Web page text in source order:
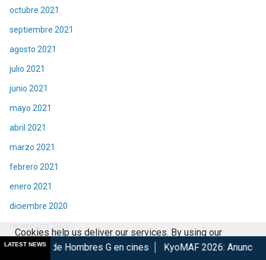
octubre 2021
septiembre 2021
agosto 2021
julio 2021
junio 2021
mayo 2021
abril 2021
marzo 2021
febrero 2021
enero 2021
diciembre 2020
octubre 2020
LATEST NEWSG en cines KyoMAF 2026: Anuncian colaboraciones
Cookies help us deliver our services. By using our
services, you agree to our use of cookies.
Got it